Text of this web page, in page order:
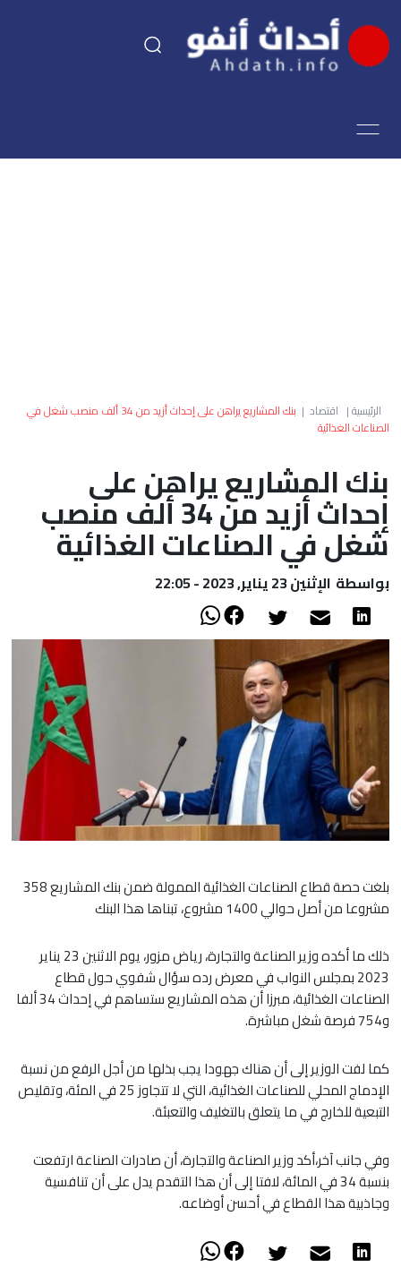
اقتصاد
العالم
الصحراء
الرئيسية| اقتصاد |
بنك المشاريع يراهن على إحداث أزيد من 34 ألف منصب شغل في
الصناعات الغذائية
بنك المشاريع يراهن على
إحداث أزيد من 34 ألف منصب
شغل في الصناعات الغذائية
بواسطة الإثنين 23 يناير, 2023 - 22:05
بلغت حصة قطاع الصناعات الغذائية الممولة ضمن بنك المشاريع 358
مشروعا من أصل حوالي 1400 مشروع، تبناها هذا البنك
ذلك ما أكده وزير الصناعة والتجارة، رياض مزور، يوم الاثنين 23 يناير
2023 بمجلس النواب في معرض رده سؤال شفوي حول قطاع
الصناعات الغذائية، مبرزا أن هذه المشاريع ستساهم في إحداث 34 ألفا
و754 فرصة شغل مباشرة.
كما لفت الوزير إلى أن هناك جهودا يجب بذلها من أجل الرفع من نسبة
الإدماج المحلي للصناعات الغذائية، التي لا تتجاوز 25 في المئة، وتقليص
التبعية للخارج في ما يتعلق بالتغليف والتعبئة.
وفي جانب آخر،أكد وزير الصناعة والتجارة، أن صادرات الصناعة ارتفعت
بنسبة 34 في المائة، لافتا إلى أن هذا التقدم يدل على أن تنافسية
وجاذبية هذا القطاع في أحسن أوضاعه.